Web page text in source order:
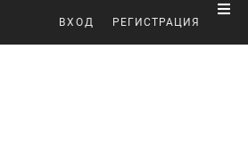
ВХОД РЕГИСТРАЦИЯ